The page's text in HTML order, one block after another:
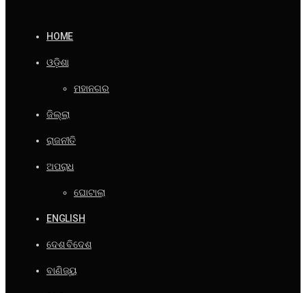
HOME
ଓଡ଼ିଶା
ମହାନଗର
ଜିଲ୍ଲା
ରାଜନୀତି
ଅପରାଧ
ଘୋଟାଲା
ENGLISH
ଦେଶ ବିଦେଶ
ବାଣିଜ୍ୟ